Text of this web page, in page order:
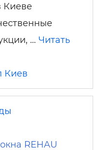
Киеве
… Читать
Киев
REHAU